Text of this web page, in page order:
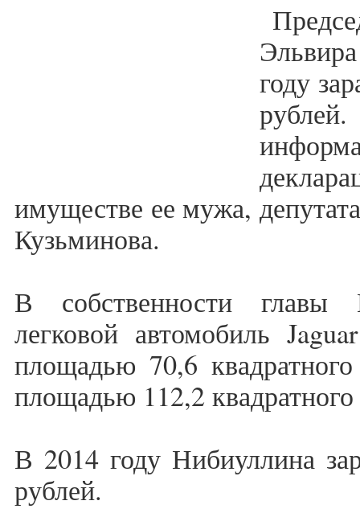
году
имуществе ее мужа,
Кузьминова.
В собственности
легковой автомобиль
площадью 70,6
площадью 112,2
В 2014 году Нибиуллина
рублей.